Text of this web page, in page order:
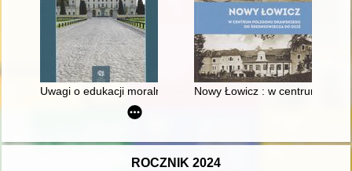
Uwagi o edukacji moralnej synów szlacheckich w XVI-
Nowy Łowicz : w centrum
ROCZNIK 2024